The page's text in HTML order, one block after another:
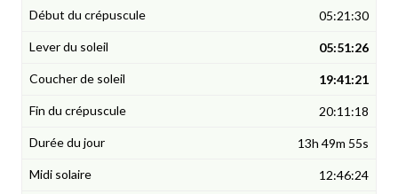
05:21:30
05:51:26
19:41:21
20:11:18
13h 49m 55s
12:46:24